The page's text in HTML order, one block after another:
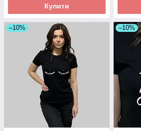
Купити
–10% –10%